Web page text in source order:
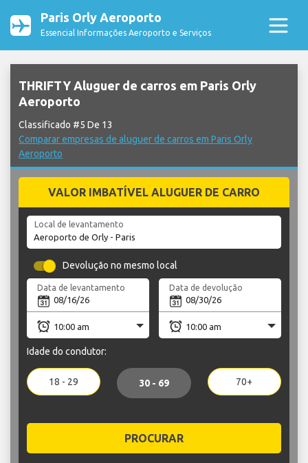
Paris Orly Aeroporto
Essencial Informações Aeroporto e Serviços
THRIFTY Aluguer de carros em Paris Orly
Aeroporto
Classificado #5 De 13
Comparar empresas de aluguer de carros em Paris Orly
Aeroporto
VALOR IMBATÍVEL ALUGUER DE CARRO
Local de levantamento
Devolução no mesmo local
Data de levantamento Data de devolução
Idade do condutor:
18 - 29 30 - 69 70+
PROCURAR